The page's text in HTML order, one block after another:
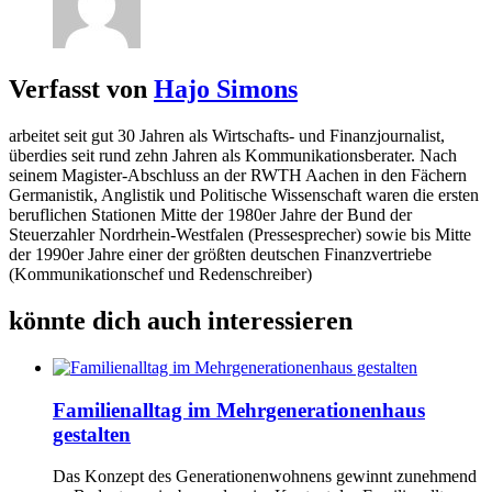
Verfasst von Hajo Simons
arbeitet seit gut 30 Jahren als Wirtschafts- und Finanzjournalist,
überdies seit rund zehn Jahren als Kommunikationsberater. Nach
seinem Magister-Abschluss an der RWTH Aachen in den Fächern
Germanistik, Anglistik und Politische Wissenschaft waren die ersten
beruflichen Stationen Mitte der 1980er Jahre der Bund der
Steuerzahler Nordrhein-Westfalen (Pressesprecher) sowie bis Mitte
der 1990er Jahre einer der größten deutschen Finanzvertriebe
(Kommunikationschef und Redenschreiber)
könnte dich auch interessieren
Familienalltag im Mehrgenerationenhaus
gestalten
Das Konzept des Generationenwohnens gewinnt zunehmend